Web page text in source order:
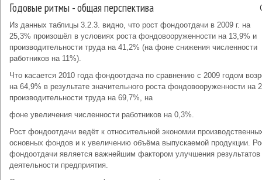
Годовые ритмы - общая перспектива
Из данных таблицы 3.2.3. видно, что рост фондоотдачи в 2009 г. на
25,3% произошёл в условиях роста фондовооруженности на 13,9% и
производительности труда на 41,2% (на фоне снижения численности
работников на 11%).
Что касается 2010 года фондоотдача по сравнению с 2009 годом
на 64,9% в результате значительного роста фондовооруженности на
производительности труда на 69,7%, на
фоне увеличения численности работников на 0,3%.
Рост фондоотдачи ведёт к относительной экономии
основных фондов и к увеличению объёма выпускаемой продукции.
фондоотдачи является важнейшим фактором улучшения результатов
деятельности предприятия.